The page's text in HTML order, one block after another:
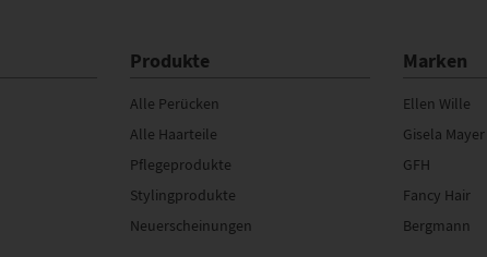
Produkte
Alle Perücken
Alle Haarteile
Pflegeprodukte
Stylingprodukte
Neuerscheinungen
Marken
Ellen Wille
Gisela Mayer
GFH
Fancy Hair
Bergmann